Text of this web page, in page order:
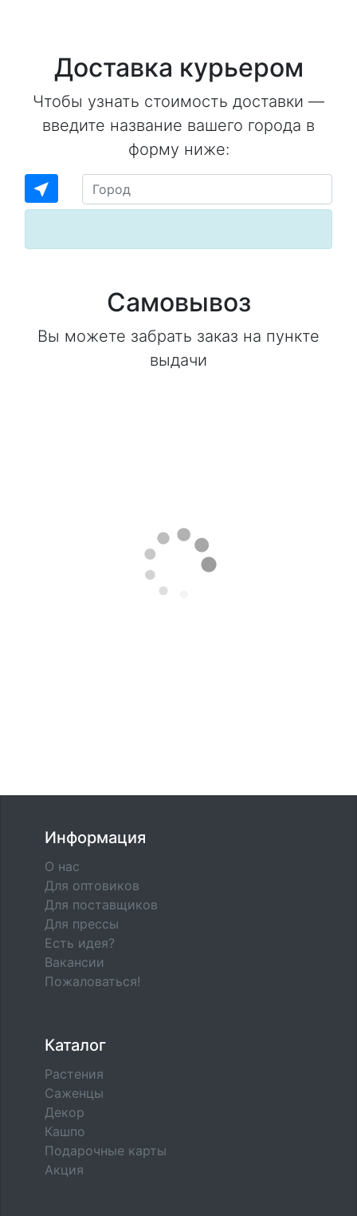
Доставка курьером
Чтобы узнать стоимость доставки —
введите название вашего города в
форму ниже:
near_me
Самовывоз
Вы можете забрать заказ на пункте
выдачи
Информация
О нас
Для оптовиков
Для поставщиков
Для прессы
Есть идея?
Вакансии
Пожаловаться!
Каталог
Растения
Саженцы
Декор
Кашпо
Подарочные карты
Акция